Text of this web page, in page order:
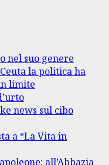
nel suo genere
la politica ha
limite
news sul cibo
a “La Vita in
all’Abbazia